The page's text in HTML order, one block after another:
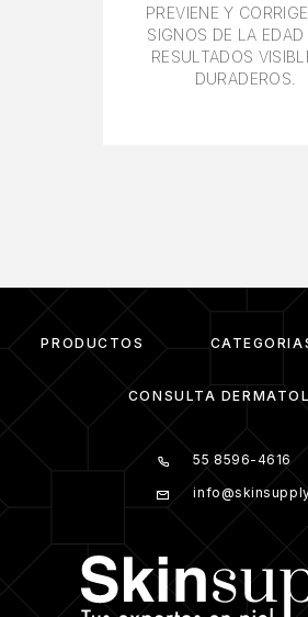
PREVIENE Y
SIGNOS DE LA EDAD
RESULTADOS
DURADEROS.
PRODUCTOS
CONSULTA
55 8596-4616